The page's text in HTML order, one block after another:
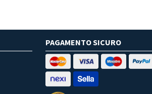
PAGAMENTO SICURO